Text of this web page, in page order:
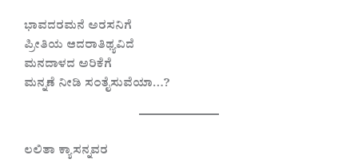
ಭಾವದರಮನೆ ಅರಸನಿಗೆ
ಪ್ರೀತಿಯ ಆದರಾತಿಥ್ಯವಿದೆ
ಮನದಾಳದ ಅರಿಕೆಗೆ
ಮನ್ನಣೆ ನೀಡಿ ಸಂತೈಸುವೆಯಾ…?
ಲಲಿತಾ ಕ್ಯಾಸನ್ನವರ